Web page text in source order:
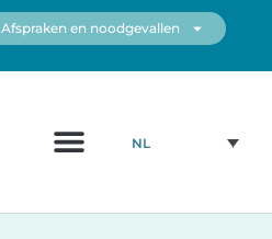
Afspraken en noodgevallen
NL